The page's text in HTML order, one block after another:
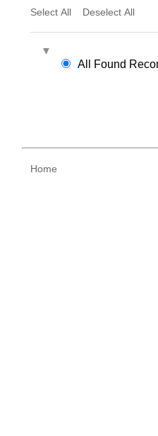
Select All Deselect All
All Found
Home